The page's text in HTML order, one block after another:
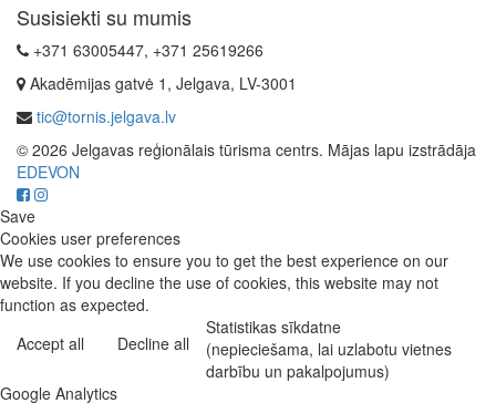
Susisiekti su mumis
+371 63005447, +371 25619266
Akadēmijas gatvė 1, Jelgava, LV-3001
tic@tornis.jelgava.lv
© 2026 Jelgavas reģionālais tūrisma centrs. Mājas lapu izstrādāja
EDEVON
Save
Cookies user preferences
We use cookies to ensure you to get the best experience on our
website. If you decline the use of cookies, this website may not
function as expected.
Accept all
Decline all
Statistikas sīkdatne
(nepieciešama, lai uzlabotu vietnes
darbību un pakalpojumus)
Google Analytics